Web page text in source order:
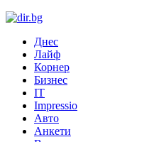
Днес
Лайф
Корнер
Бизнес
IT
Impressio
Авто
Анкети